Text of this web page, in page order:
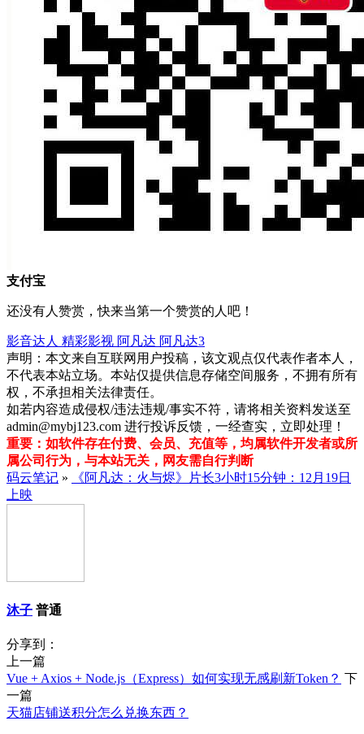
支付宝
还没有人赞赏，快来当第一个赞赏的人吧！
影音达人 精彩影视 阿凡达 阿凡达3
声明：本文来自互联网用户投稿，该文观点仅代表作者本人，
不代表本站立场。本站仅提供信息存储空间服务，不拥有所有
权，不承担相关法律责任。
如若内容造成侵权/违法违规/事实不符，请将相关资料发送至
admin@mybj123.com 进行投诉反馈，一经查实，立即处理！
重要：如软件存在付费、会员、充值等，均属软件开发者或所
属公司行为，与本站无关，网友需自行判断
码云笔记 »
《阿凡达：火与烬》片长3小时15分钟：12月19日
上映
沐子 普通
分享到：
上一篇
Vue + Axios + Node.js（Express）如何实现无感刷新Token？ 下
一篇
天猫店铺送积分怎么兑换东西？